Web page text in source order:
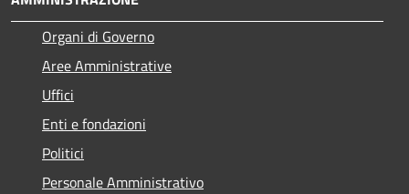
Organi di Governo
Aree Amministrative
Uffici
Enti e fondazioni
Politici
Personale Amministrativo